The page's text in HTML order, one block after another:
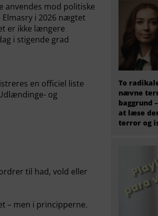
anvendes mod politiske
i 2026 nægtet
er ikke længere
i stigende grad
en officiel liste
og
til had, vold eller
– men i principperne.
To
nævne
baggrund
at læse
terror og